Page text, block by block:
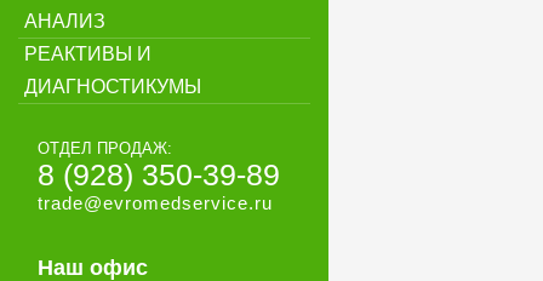
АНАЛИЗ
РЕАКТИВЫ И
ДИАГНОСТИКУМЫ
ОТДЕЛ ПРОДАЖ:
8 (928) 350-39-89
trade@evromedservice.ru
Наш офис